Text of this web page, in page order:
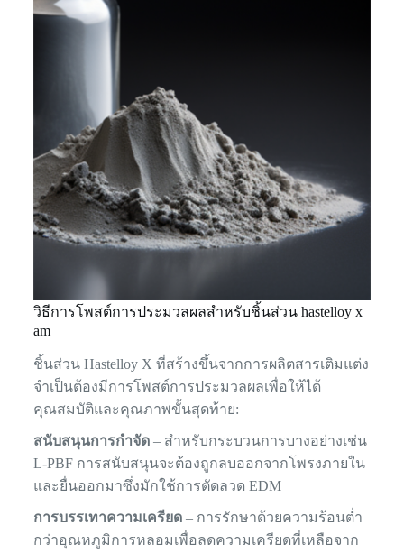
วิธีการโพสต์การประมวลผลสำหรับชิ้นส่วน hastelloy x
am
ชิ้นส่วน Hastelloy X ที่สร้างขึ้นจากการผลิตสารเติมแต่ง
จำเป็นต้องมีการโพสต์การประมวลผลเพื่อให้ได้
คุณสมบัติและคุณภาพขั้นสุดท้าย:
สนับสนุนการกำจัด– สำหรับกระบวนการบางอย่างเช่น
L-PBF การสนับสนุนจะต้องถูกลบออกจากโพรงภายใน
และยื่นออกมาซึ่งมักใช้การตัดลวด EDM
การบรรเทาความเครียด– การรักษาด้วยความร้อนต่ำ
กว่าอุณหภูมิการหลอมเพื่อลดความเครียดที่เหลือจาก